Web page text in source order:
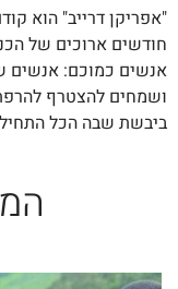
"אפריקן דרייב" הוא
חודשים ארוכים של
אנשים כמוכם: אנשים
ושמחים להצטרף
ביבשת שבה הכל